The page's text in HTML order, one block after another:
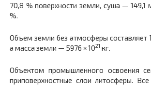
70,8 % поверхности земли, суша — 149,1
%.
Объем земли без атмосферы составляет
а масса земли — 5976 × 1021 кг.
Объектом промышленного освоения
приповерхностные слои литосферы.